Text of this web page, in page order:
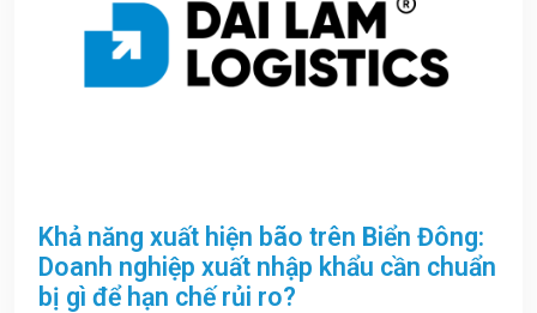
Khả năng xuất hiện bão trên Biển Đông:
Doanh nghiệp xuất nhập khẩu cần chuẩn
bị gì để hạn chế rủi ro?